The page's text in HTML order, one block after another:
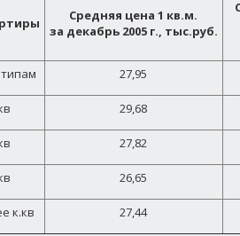
Средняя цена 1 кв.м.
за декабрь 2005 г., тыс.руб.
27,95
29,68
27,82
26,65
к.кв 27,44